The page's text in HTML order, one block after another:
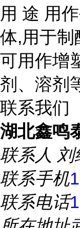
用 途 用
体,用于制
可用作增
剂、溶剂
联系我们
湖北鑫鸣
联系人 刘
联系手机
联系电话